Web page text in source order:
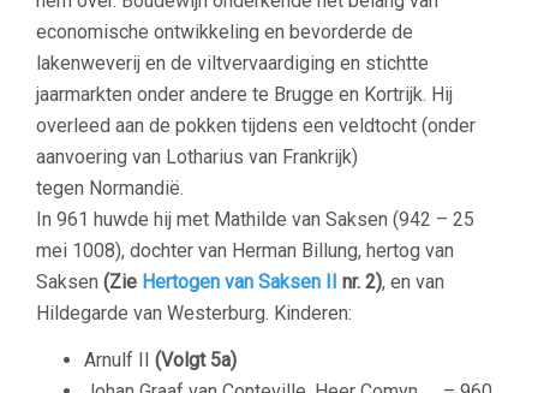
economische ontwikkeling en bevorderde de
lakenweverij en de viltvervaardiging en stichtte
jaarmarkten onder andere te Brugge en Kortrijk. Hij
overleed aan de pokken tijdens een veldtocht (onder
aanvoering van Lotharius van Frankrijk)
tegen Normandië.
In 961 huwde hij met Mathilde van Saksen (942 – 25
mei 1008), dochter van Herman Billung, hertog van
Saksen (Zie Hertogen van Saksen II nr. 2), en van
Hildegarde van Westerburg. Kinderen:
Arnulf II (Volgt 5a)